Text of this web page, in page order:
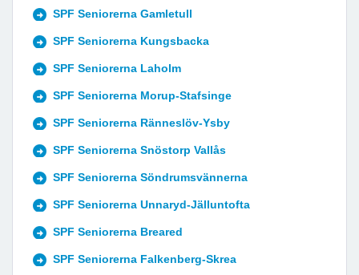
SPF Seniorerna Gamletull
SPF Seniorerna Kungsbacka
SPF Seniorerna Laholm
SPF Seniorerna Morup-Stafsinge
SPF Seniorerna Ränneslöv-Ysby
SPF Seniorerna Snöstorp Vallås
SPF Seniorerna Söndrumsvännerna
SPF Seniorerna Unnaryd-Jälluntofta
SPF Seniorerna Breared
SPF Seniorerna Falkenberg-Skrea